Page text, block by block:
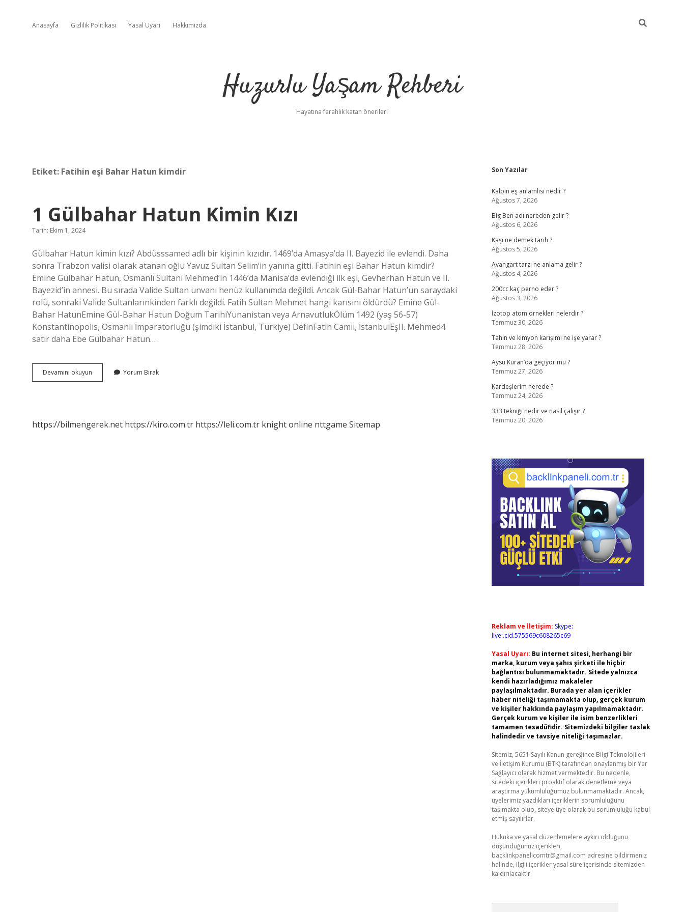
Anasayfa Gizlilik Politikası Yasal Uyarı Hakkımızda
Huzurlu Yaşam Rehberi
Hayatına ferahlık katan öneriler!
Etiket: Fatihin eşi Bahar Hatun kimdir
1 Gülbahar Hatun Kimin Kızı
Tarih: Ekim 1, 2024
Gülbahar Hatun kimin kızı? Abdüsssamed adlı bir kişinin kızıdır. 1469’da Amasya’da II. Bayezid ile evlendi. Daha
sonra Trabzon valisi olarak atanan oğlu Yavuz Sultan Selim’in yanına gitti. Fatihin eşi Bahar Hatun kimdir?
Emine Gülbahar Hatun, Osmanlı Sultanı Mehmed’in 1446’da Manisa’da evlendiği ilk eşi, Gevherhan Hatun ve II.
Bayezid’in annesi. Bu sırada Valide Sultan unvanı henüz kullanımda değildi. Ancak Gül-Bahar Hatun’un saraydaki
rolü, sonraki Valide Sultanlarınkinden farklı değildi. Fatih Sultan Mehmet hangi karısını öldürdü? Emine Gül-
Bahar HatunEmine Gül-Bahar Hatun Doğum TarihiYunanistan veya ArnavutlukÖlüm 1492 (yaş 56-57)
Konstantinopolis, Osmanlı İmparatorluğu (şimdiki İstanbul, Türkiye) DefinFatih Camii, İstanbulEşII. Mehmed4
satır daha Ebe Gülbahar Hatun…
Devamını okuyun
Gülbahar
Yorum Bırak
https://bilmengerek.net https://kiro.com.tr https://leli.com.tr knight online nttgame Sitemap
Sidebar
Son Yazılar
Kalpın eş anlamlısı nedir ?
Ağustos 7, 2026
Big Ben adı nereden gelir ?
Ağustos 6, 2026
Kaşi ne demek tarih ?
Ağustos 5, 2026
Avangart tarzı ne anlama gelir ?
Ağustos 4, 2026
200cc kaç perno eder ?
Ağustos 3, 2026
İzotop atom örnekleri nelerdir ?
Temmuz 30, 2026
Tahin ve kimyon karışımı ne işe yarar ?
Temmuz 28, 2026
Aysu Kuran’da geçiyor mu ?
Temmuz 27, 2026
Kardeşlerim nerede ?
Temmuz 24, 2026
333 tekniği nedir ve nasıl çalışır ?
Temmuz 20, 2026
Reklam ve İletişim: Skype:
live:.cid.575569c608265c69
Yasal Uyarı: Bu internet sitesi, herhangi bir
marka, kurum veya şahıs şirketi ile hiçbir
bağlantısı bulunmamaktadır. Sitede yalnızca
kendi hazırladığımız makaleler
paylaşılmaktadır. Burada yer alan içerikler
haber niteliği taşımamakta olup, gerçek kurum
ve kişiler hakkında paylaşım yapılmamaktadır.
Gerçek kurum ve kişiler ile isim benzerlikleri
tamamen tesadüfidir. Sitemizdeki bilgiler taslak
halindedir ve tavsiye niteliği taşımazlar.
Sitemiz, 5651 Sayılı Kanun gereğince Bilgi Teknolojileri
ve İletişim Kurumu (BTK) tarafından onaylanmış bir Yer
Sağlayıcı olarak hizmet vermektedir. Bu nedenle,
sitedeki içerikleri proaktif olarak denetleme veya
araştırma yükümlülüğümüz bulunmamaktadır. Ancak,
üyelerimiz yazdıkları içeriklerin sorumluluğunu
taşımakta olup, siteye üye olarak bu sorumluluğu kabul
etmiş sayılırlar.
Hukuka ve yasal düzenlemelere aykırı olduğunu
düşündüğünüz içerikleri,
backlinkpanelicomtr@gmail.com adresine bildirmeniz
halinde, ilgili içerikler yasal süre içerisinde sitemizden
kaldırılacaktır.